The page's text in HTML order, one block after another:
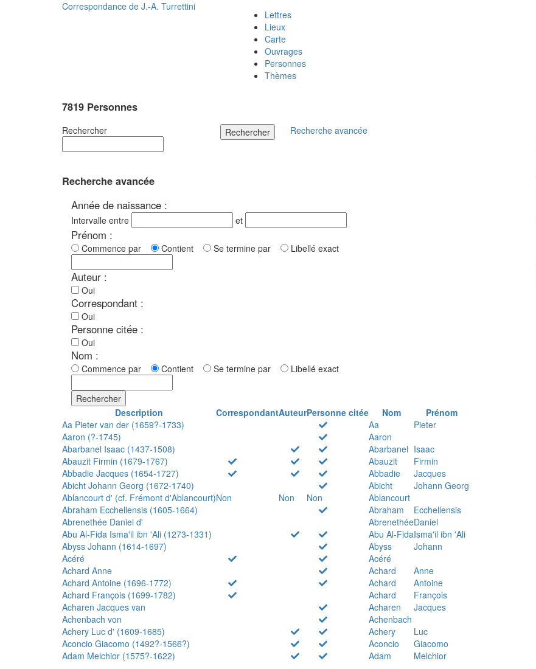
Correspondance de J.-A. Turrettini
Lettres
Lieux
Carte
Ouvrages
Personnes
Thèmes
7819 Personnes
Rechercher Rechercher Recherche avancée
Recherche avancée
Année de naissance :
Intervalle entre et
Prénom :
Commence par Contient Se termine par Libellé exact
Auteur :
Oui
Correspondant :
Oui
Personne citée :
Oui
Nom :
Commence par Contient Se termine par Libellé exact
Rechercher
Description
CorrespondantAuteurPersonne citée Nom
Prénom
Aa Pieter van der (1659?-1733)
Aa
Pieter
Aaron (?-1745)
Aaron
Abarbanel Isaac (1437-1508)
Abarbanel Isaac
Abauzit Firmin (1679-1767)
Abauzit
Firmin
Abbadie Jacques (1654-1727)
Abbadie
Jacques
Abicht Johann Georg (1672-1740)
Abicht
Johann Georg
Ablancourt d' (cf. Frémont d'Ablancourt)Non Non Non
Ablancourt
Abraham Ecchellensis (1605-1664)
Abraham
Ecchellensis
Abrenethée Daniel d'
AbrenethéeDaniel
Abu Al-Fida Isma'il ibn 'Ali (1273-1331)
Abu Al-FidaIsma'il ibn 'Ali
Abyss Johann (1614-1697)
Abyss
Johann
Acéré
Acéré
Achard Anne
Achard
Anne
Achard Antoine (1696-1772)
Achard
Antoine
Achard François (1699-1782)
Achard
François
Acharen Jacques van
Acharen
Jacques
Achenbach von
Achenbach
Achery Luc d' (1609-1685)
Achery
Luc
Aconcio Giacomo (1492?-1566?)
Aconcio
Giacomo
Adam Melchior (1575?-1622)
Adam
Melchior